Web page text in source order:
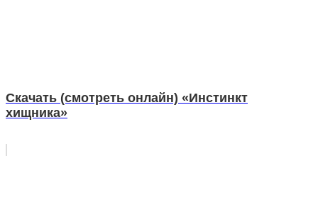
Скачать (смотреть онлайн) «Инстинкт
хищника»